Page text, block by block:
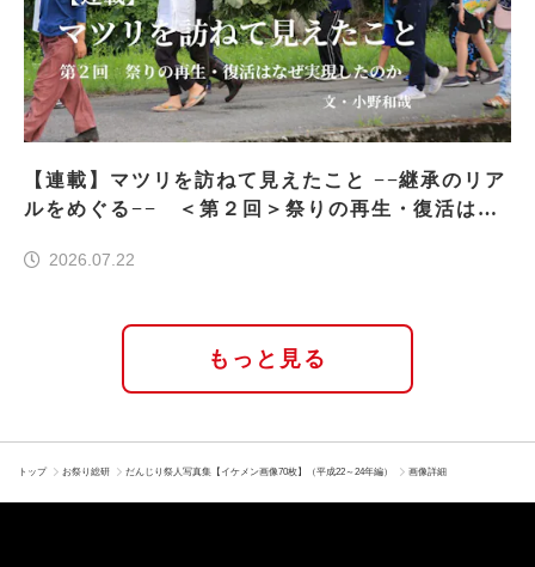
【連載】マツリを訪ねて見えたこと −−継承のリア
ルをめぐる−− ＜第２回＞祭りの再生・復活はな
2026.07.22
もっと見る
トップ お祭り総研 だんじり祭人写真集【イケメン画像70枚】（平成22～24年編） 画像詳細